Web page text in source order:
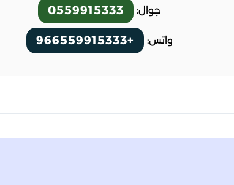
جوال: 0559915333
واتس: +966559915333